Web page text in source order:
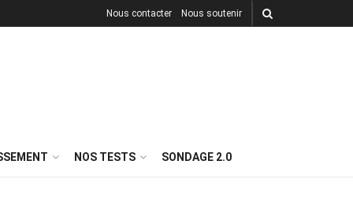
Nous contacter Nous soutenir
NOS TESTS SONDAGE 2.0